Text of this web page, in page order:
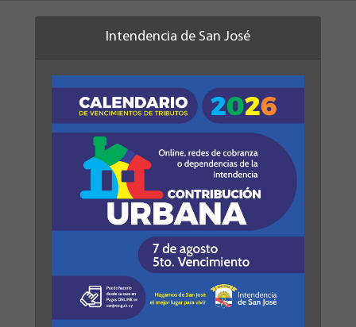
Intendencia de San José